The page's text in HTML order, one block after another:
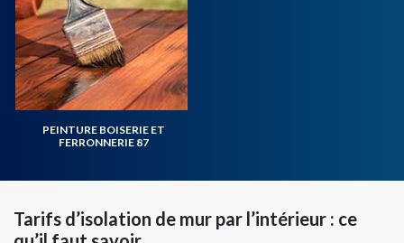
PEINTURE BOISERIE ET
FERRONNERIE 87
Tarifs d’isolation de mur par l’intérieur : ce